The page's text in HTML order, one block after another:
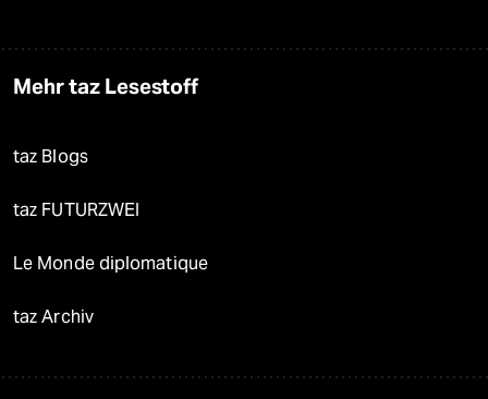
Mehr taz Lesestoff
taz Blogs
taz FUTURZWEI
Le Monde diplomatique
taz Archiv